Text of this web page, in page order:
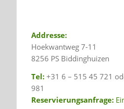
Addresse:
Hoekwantweg 7-11
8256 PS Biddinghuizen
Tel: +31 6 – 515 45 721
981
Reservierungsanfrage: